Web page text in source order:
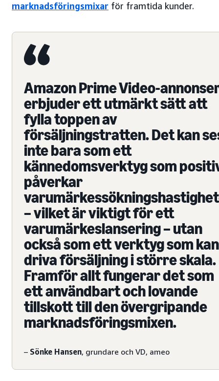
marknadsföringsmixar för framtida kunder.
Amazon Prime Video-
erbjuder ett utmärkt sätt att
fylla toppen av
försäljningstratten. Det kan
inte bara som ett
kännedomsverktyg som
påverkar
– vilket är viktigt för ett
varumärkeslansering – utan
också som ett verktyg som kan
driva försäljning i större skala.
Framför allt fungerar det som
ett användbart och lovande
tillskott till den övergripande
marknadsföringsmixen.
– Sönke Hansen, grundare och VD, ameo